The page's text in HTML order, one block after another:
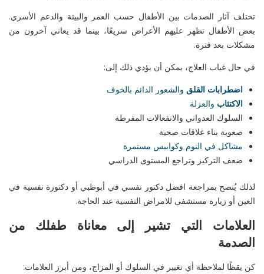
تختلف آثار الصدمات بين الأطفال حسب العمر والبيئة والدعم الأسري.
بعض الأطفال تظهر عليهم الأعراض سريعًا، بينما قد يعاني آخرون من
مشكلات بعد فترة.
في حال غياب العلاج، يمكن أن يؤدي ذلك إلى:
اضطرابات القلق والشعور الدائم بالخوف
الاكتئاب والعزلة
السلوك العدواني والانفعالات المفرطة
صعوبة بناء علاقات صحية
مشاكل في النوم وكوابيس مستمرة
ضعف التركيز وتراجع المستوى الدراسي
لذلك يُنصح بمراجعة افضل دكتور نفسي في أبوظبي أو دكتورة نفسية في
العين أو زيارة مستشفى للامراض النفسية عند الحاجة.
العلامات التي تشير إلى معاناة طفلك من
الصدمة
كن يقظًا لملاحظة أي تغيير في السلوك أو المزاج، ومن أبرز العلامات: